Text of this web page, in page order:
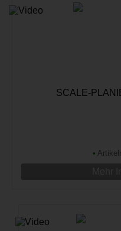
SCALE-
•